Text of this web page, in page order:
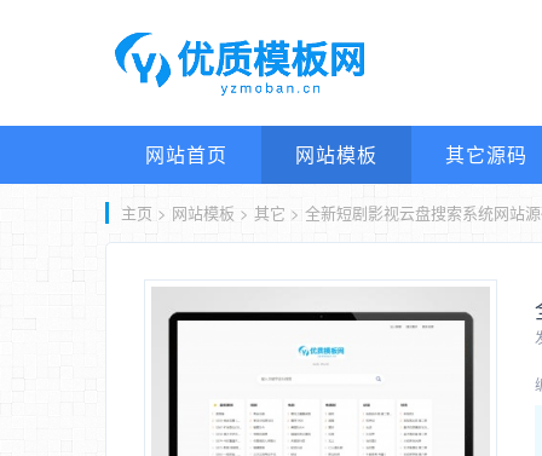
网站首页 网站模板 其它源码
主页 > 网站模板 > 其它 > 全新短剧影视云盘搜索系统网站